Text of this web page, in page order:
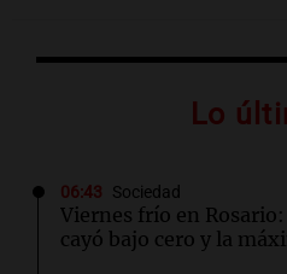
Lo
06:43 Sociedad
Viernes frío en
cayó bajo cero y la